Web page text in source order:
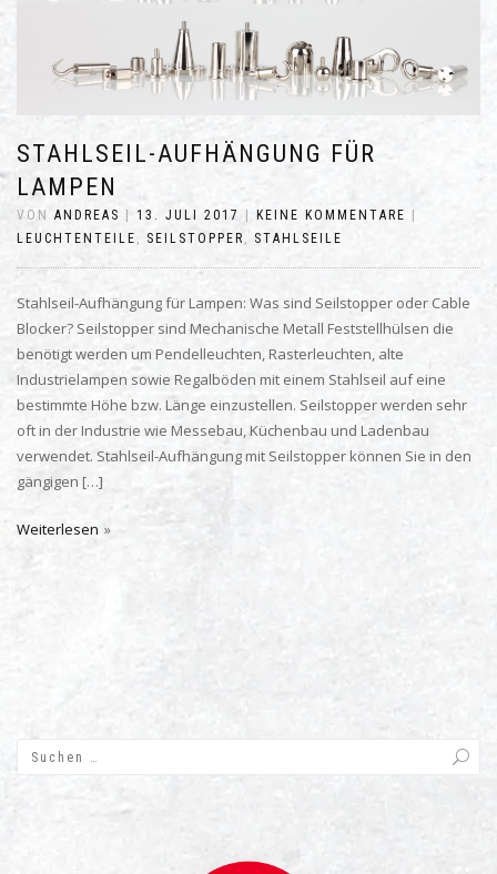
STAHLSEIL-AUFHÄNGUNG FÜR
LAMPEN
VON ANDREAS 13. JULI 2017 KEINE KOMMENTARE
LEUCHTENTEILE , SEILSTOPPER , STAHLSEILE
Stahlseil-Aufhängung für Lampen: Was sind Seilstopper oder Cable
Blocker? Seilstopper sind Mechanische Metall Feststellhülsen die
benötigt werden um Pendelleuchten, Rasterleuchten, alte
Industrielampen sowie Regalböden mit einem Stahlseil auf eine
bestimmte Höhe bzw. Länge einzustellen. Seilstopper werden sehr
oft in der Industrie wie Messebau, Küchenbau und Ladenbau
verwendet. Stahlseil-Aufhängung mit Seilstopper können Sie in den
gängigen […]
Weiterlesen